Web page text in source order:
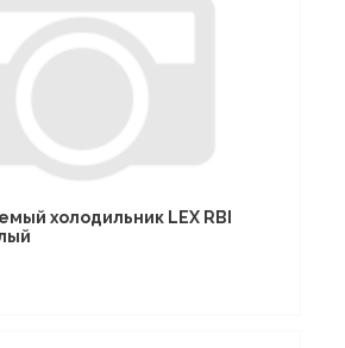
холодильник LEX RBI